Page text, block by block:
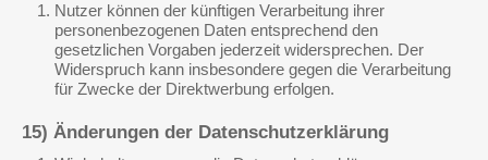
Nutzer können der künftigen Verarbeitung ihrer
personenbezogenen Daten entsprechend den
gesetzlichen Vorgaben jederzeit widersprechen. Der
Widerspruch kann insbesondere gegen die Verarbeitung
für Zwecke der Direktwerbung erfolgen.
15) Änderungen der Datenschutzerklärung